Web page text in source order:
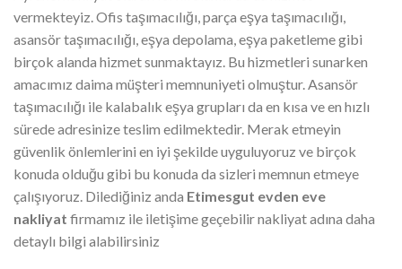
vermekteyiz. Ofis taşımacılığı, parça eşya taşımacılığı,
asansör taşımacılığı, eşya depolama, eşya paketleme gibi
birçok alanda hizmet sunmaktayız. Bu hizmetleri sunarken
amacımız daima müşteri memnuniyeti olmuştur. Asansör
taşımacılığı ile kalabalık eşya grupları da en kısa ve en hızlı
sürede adresinize teslim edilmektedir. Merak etmeyin
güvenlik önlemlerini en iyi şekilde uyguluyoruz ve birçok
konuda olduğu gibi bu konuda da sizleri memnun etmeye
çalışıyoruz. Dilediğiniz anda Etimesgut evden eve
nakliyat firmamız ile iletişime geçebilir nakliyat adına daha
detaylı bilgi alabilirsiniz